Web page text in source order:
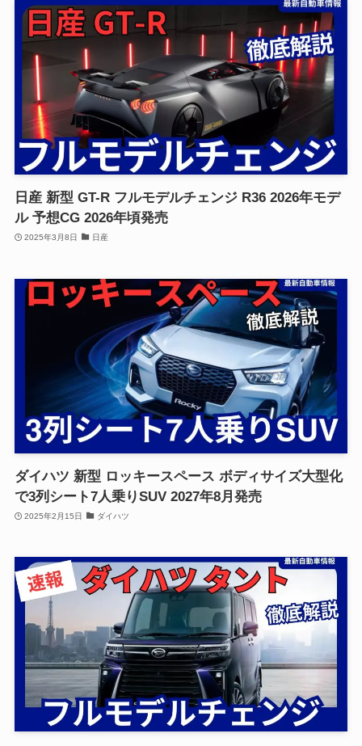
日産 新型 GT-R フルモデルチェンジ R36 2026年モデ
ル 予想CG 2026年頃発売
2025年3月8日 日産
ダイハツ 新型 ロッキースペース ボディサイズ大型化
で3列シート7人乗りSUV 2027年8月発売
2025年2月15日 ダイハツ